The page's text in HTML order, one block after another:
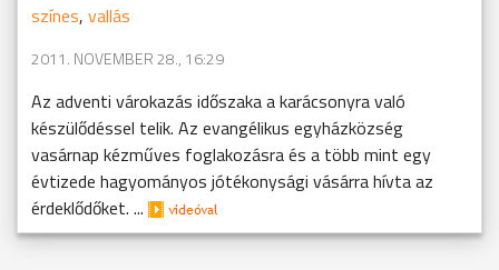
színes, vallás
2011. NOVEMBER 28., 16:29
Az adventi várokazás időszaka a karácsonyra való
készülődéssel telik. Az evangélikus egyházközség
vasárnap kézműves foglakozásra és a több mint egy
évtizede hagyományos jótékonysági vásárra hívta az
érdeklődőket. ...